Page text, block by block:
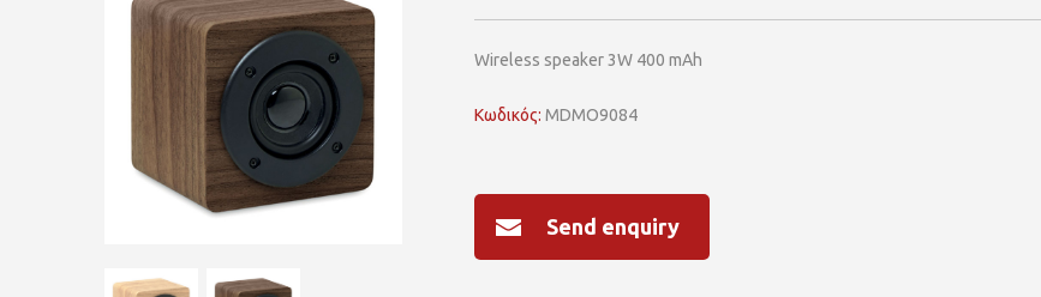
Wireless speaker 3W 400 mAh
Κωδικός: MDMO9084
Send enquiry